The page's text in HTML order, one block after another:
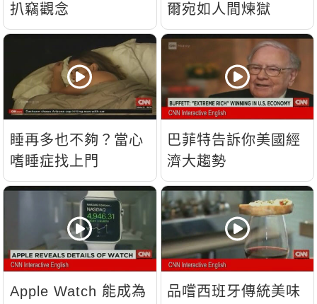
扒竊觀念
爾宛如人間煉獄
睡再多也不夠？當心
嗜睡症找上門
巴菲特告訴你美國經
濟大趨勢
Apple Watch 能成為
品嚐西班牙傳統美味